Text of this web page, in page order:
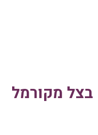
בצל מקורמל